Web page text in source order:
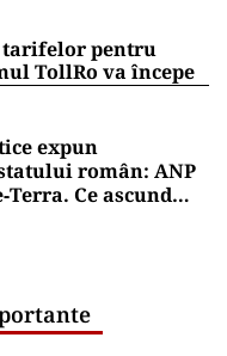
tarifelor pentru
TollRo va începe
expun
român: ANP
Ce ascund